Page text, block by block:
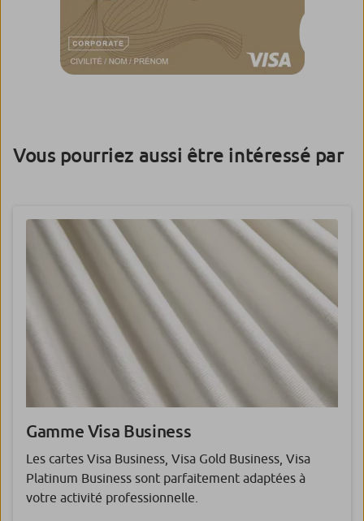
Vous pourriez aussi être intéressé par
Gamme Visa Business
Les cartes Visa Business, Visa Gold Business, Visa
Platinum Business sont parfaitement adaptées à
votre activité professionnelle.